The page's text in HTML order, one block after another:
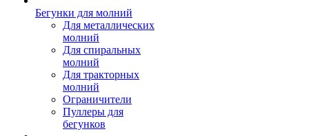
Бегунки для молний
Для металлических
молний
Для спиральных
молний
Для тракторных
молний
Ограничители
Пуллеры для
бегунков